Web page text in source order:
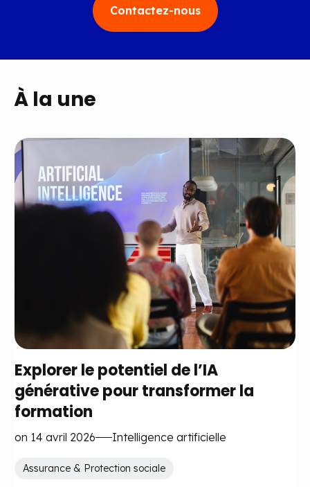
Contactez-nous
À la une
Explorer le potentiel de l’IA
générative pour transformer la
formation
on 14 avril 2026 Intelligence artificielle
Assurance & Protection sociale